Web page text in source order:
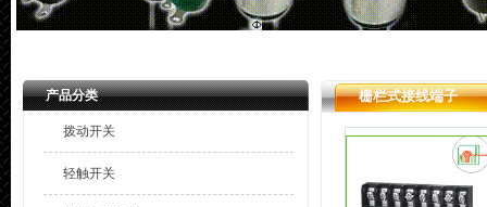
产品分类
拨动开关
轻触开关
栅栏式接线端子